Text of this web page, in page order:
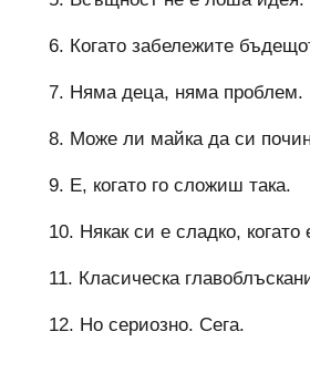
6. Когато забележите
7. Няма деца, няма проблем.
8. Може ли майка да си
9. Е, когато го сложиш така.
10. Някак си е сладко, когато
11. Класическа
12. Но сериозно. Сега.